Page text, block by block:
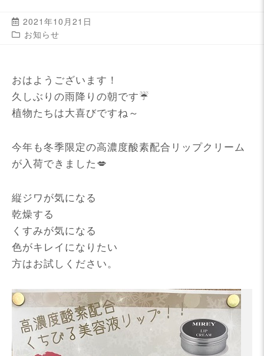
2021年10月21日
お知らせ
おはようございます！
久しぶりの雨降りの朝です☔
植物たちは大喜びですね～
今年も冬季限定の高濃度酸素配合リップクリーム
が入荷できました💋
縦ジワが気になる
乾燥する
くすみが気になる
色がキレイになりたい
方はお試しください。